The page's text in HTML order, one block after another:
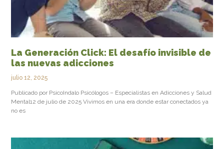
La Generación Click: El desafío invisible de
las nuevas adicciones
julio 12, 2025
Publicado por PsicoIndalo Psicólogos – Especialistas en Adicciones y Salud
Mental12 de julio de 2025 Vivimos en una era donde estar conectados ya
no es